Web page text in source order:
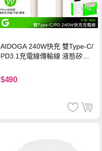
AIDOGA 240W快充 雙Type-C/
PD3.1充電線傳輸線 液態矽膠
機/平板/筆電
$490